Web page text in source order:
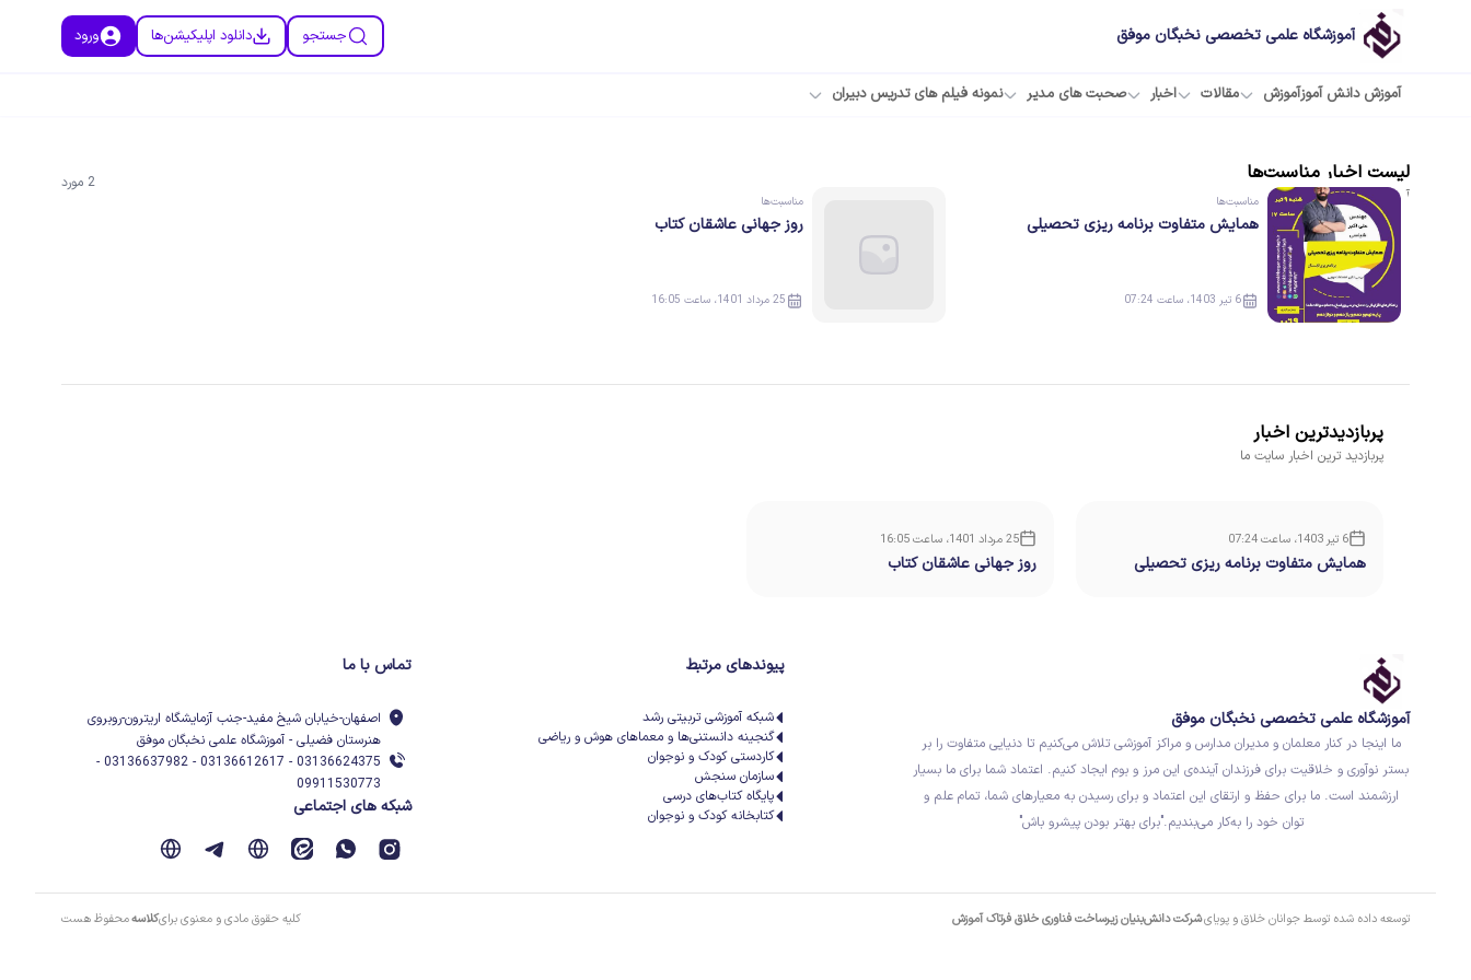
آموزشگاه علمی تخصصی نخبگان موفق جستجو دانلود اپلیکیشن‌ها ورود
آموزش دانش آموزآموزش مقالات اخبار صحبت های مدیر نمونه فیلم های تدریس دبیران
لیست اخبار مناسبت‌ها
آخرین اخبارمنتشر شده
2 مورد
مناسبت‌ها
همایش متفاوت برنامه ریزی تحصیلی
6 تیر 1403، ساعت 07:24
مناسبت‌ها
روز جهانی عاشقان کتاب
25 مرداد 1401، ساعت 16:05
پربازدیدترین اخبار
پربازدید ترین اخبار سایت ما
6 تیر 1403، ساعت 07:24
همایش متفاوت برنامه ریزی تحصیلی
25 مرداد 1401، ساعت 16:05
روز جهانی عاشقان کتاب
آموزشگاه علمی تخصصی نخبگان موفق
ما اینجا در کنار معلمان و مدیران مدارس و مراکز آموزشی تلاش می‌کنیم تا دنیایی متفاوت را بر
بستر نوآوری و خلاقیت برای فرزندان آینده‌ی این مرز و بوم ایجاد کنیم. اعتماد شما برای ما بسیار
ارزشمند است. ما برای حفظ و ارتقای این اعتماد و برای رسیدن به معیارهای شما، تمام علم و
توان خود را به‌کار می‌بندیم."برای بهتر بودن پیشرو باش"
پیوندهای مرتبط
شبکه آموزشی تربیتی رشد
گنجینه دانستنی‌ها و معماهای هوش و ریاضی
کاردستی کودک و نوجوان
سازمان سنجش
پایگاه کتاب‌های درسی
کتابخانه کودک و نوجوان
تماس با ما
اصفهان-خیابان شیخ مفید-جنب آزمایشگاه اریترون-روبروی
هنرستان فضیلی - آموزشگاه علمی نخبگان موفق
03136624375 - 03136612617 - 03136637982 -
09911530773
شبکه های اجتماعی
توسعه داده شده توسط جوانان خلاق و پویایشرکت دانش‌بنیان زیرساخت فناوری خلاق فرتاک آموزش کلیه حقوق مادی و معنوی برایکلاسهمحفوظ هست